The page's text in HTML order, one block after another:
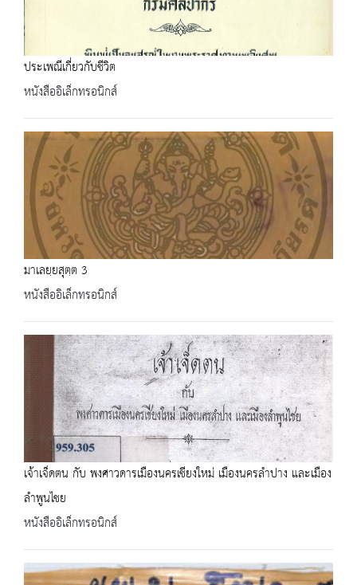
ประเพณีเกี่ยวกับชีวิต
หนังสืออิเล็กทรอนิกส์
มาเลยฺยสุตฺต 3
หนังสืออิเล็กทรอนิกส์
เจ้าเจ็ดตน กับ พงศาวดารเมืองนครเชียงใหม่ เมืองนครลำปาง และเมือง
ลำพูนไชย
หนังสืออิเล็กทรอนิกส์